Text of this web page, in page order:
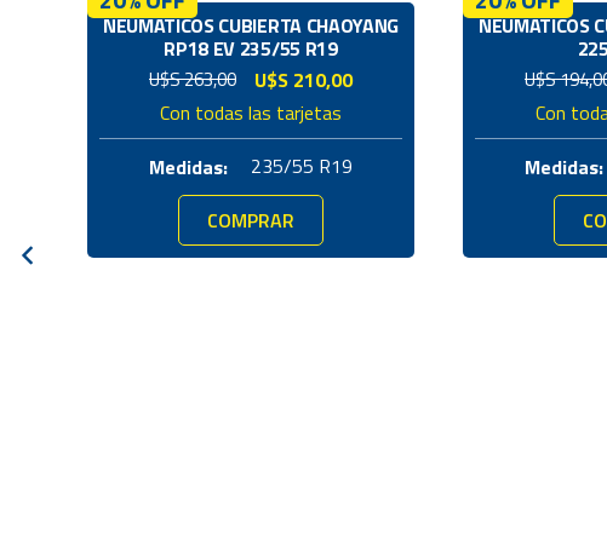
NEUMÁTICOS CUBIERTA CHAOYANG
RP18 EV 235/55 R19
U$S263,00
El
precio
original
era:
263,00.
U$S 210,00
El
precio
actual
es:
210,00.
Con todas las tarjetas
Medidas:
235/55 R19
COMPRAR
NEUMÁTICOS
U$S
Con
Medidas: